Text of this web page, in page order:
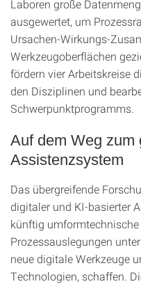
Laboren große
ausgewertet, um
Ursachen-Wirkungs-
Werkzeugoberflächen
fördern vier Arbeitskreise
den Disziplinen und
Schwerpunktprogramms.
Auf dem Weg zum
Assistenzsystem
Das übergreifende
digitaler und KI-basierter
künftig umformtechnische
Prozessauslegungen
neue digitale Werkzeuge
Technologien, schaffen.